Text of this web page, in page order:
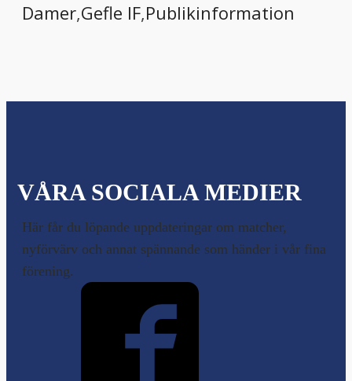
Damer,Gefle IF,Publikinformation
VÅRA SOCIALA MEDIER
Här får du löpande uppdateringar om matcher,
nyförvärv och annat spännande som händer i vår fina
förening.